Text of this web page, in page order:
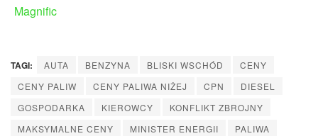
TAGI: AUTA BENZYNA BLISKI WSCHÓD
CENY
CENY PALIW
CENY PALIWA NIŻEJ CPN
DIESEL
GOSPODARKA
KIEROWCY
KONFLIKT ZBROJNY
MAKSYMALNE CENY
MINISTER ENERGII
PALIWA